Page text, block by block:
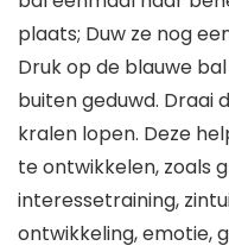
plaats; Duw ze nog
Druk op de blauwe
buiten geduwd. Draai
kralen lopen. Deze
te ontwikkelen, zoals
interessetraining,
ontwikkeling, emotie,